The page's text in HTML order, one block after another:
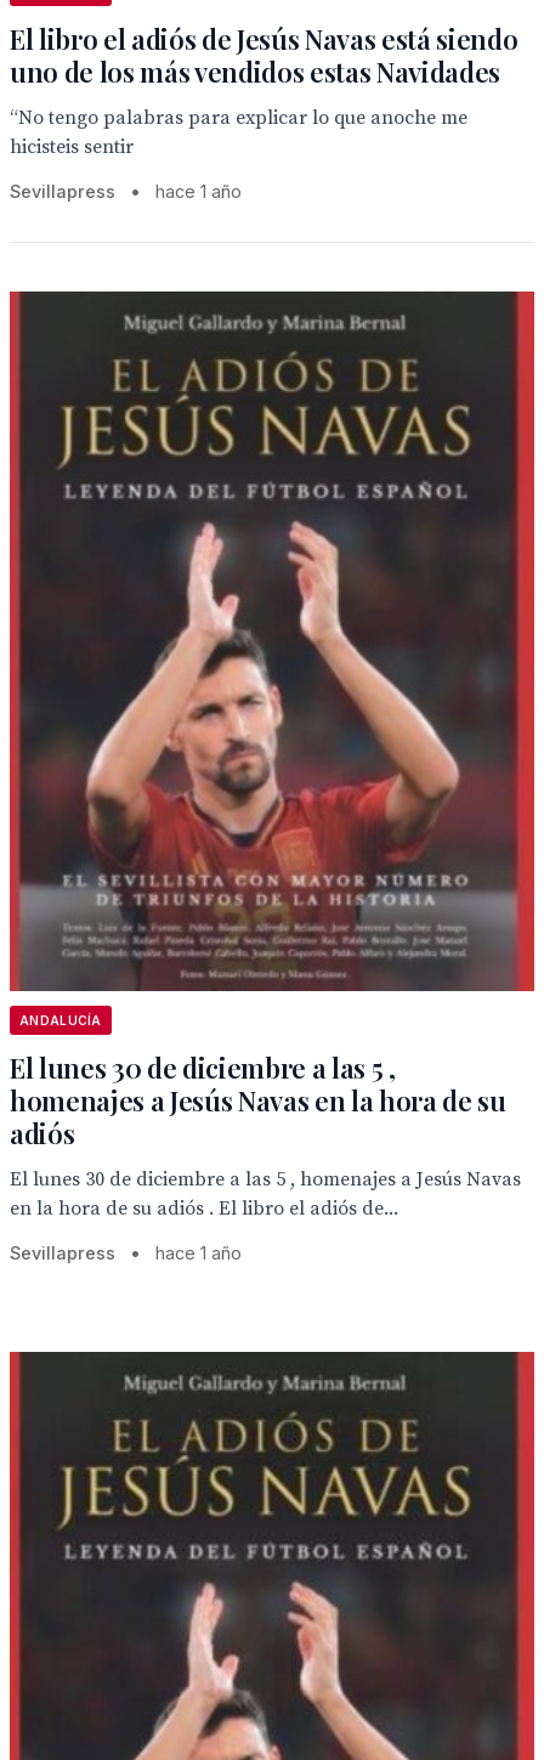
El libro el adiós de Jesús Navas está siendo
uno de los más vendidos estas Navidades
“No tengo palabras para explicar lo que anoche me
hicisteis sentir
Sevillapress • hace 1 año
ANDALUCÍA
El lunes 30 de diciembre a las 5 ,
homenajes a Jesús Navas en la hora de su
adiós
El lunes 30 de diciembre a las 5 , homenajes a Jesús Navas
en la hora de su adiós . El libro el adiós de...
Sevillapress • hace 1 año